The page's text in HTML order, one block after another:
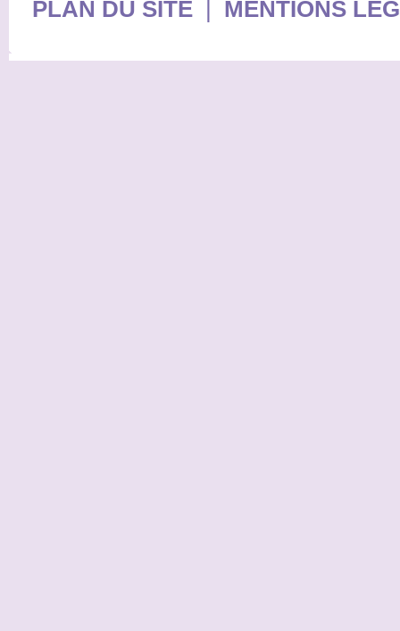
PLAN DU SITE| MENTIONS